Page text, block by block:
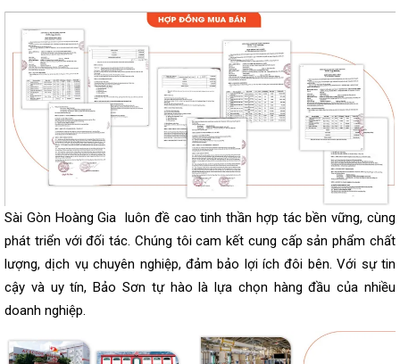
Sài Gòn Hoàng Gia luôn đề cao tinh thần hợp tác bền vững, cùng
phát triển với đối tác. Chúng tôi cam kết cung cấp sản phẩm chất
lượng, dịch vụ chuyên nghiệp, đảm bảo lợi ích đôi bên. Với sự tin
cậy và uy tín, Bảo Sơn tự hào là lựa chọn hàng đầu của nhiều
doanh nghiệp.